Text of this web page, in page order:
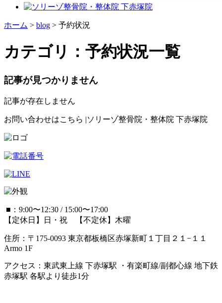
ホーム > blog > 予約状況
カテゴリ：予約状況一覧
記事が見つかりません
記事が存在しません
お問い合わせはこちら |ソリーゾ整骨院・整体院 下赤塚院
■：9:00〜12:30 / 15:00〜17:00
【定休日】日・祝 【不定休】木曜
住所：〒175-0093 東京都板橋区赤塚新町１丁目２１−１１
Armo 1F
アクセス：東武東上線 下赤塚駅 ・有楽町線/副都心線 地下鉄
赤塚駅 各駅より徒歩1分